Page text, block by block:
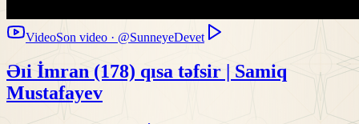
VideoSon video · @SunneyeDevet
Əıi İmran (178) qısa təfsir | Samiq
Mustafayev